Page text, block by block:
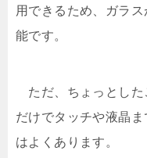
用できるため、ガラ
能です。
ただ、ちょっとした
だけでタッチや液晶
はよくあります。